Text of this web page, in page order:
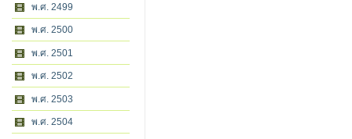
พ.ศ. 2499
พ.ศ. 2500
พ.ศ. 2501
พ.ศ. 2502
พ.ศ. 2503
พ.ศ. 2504